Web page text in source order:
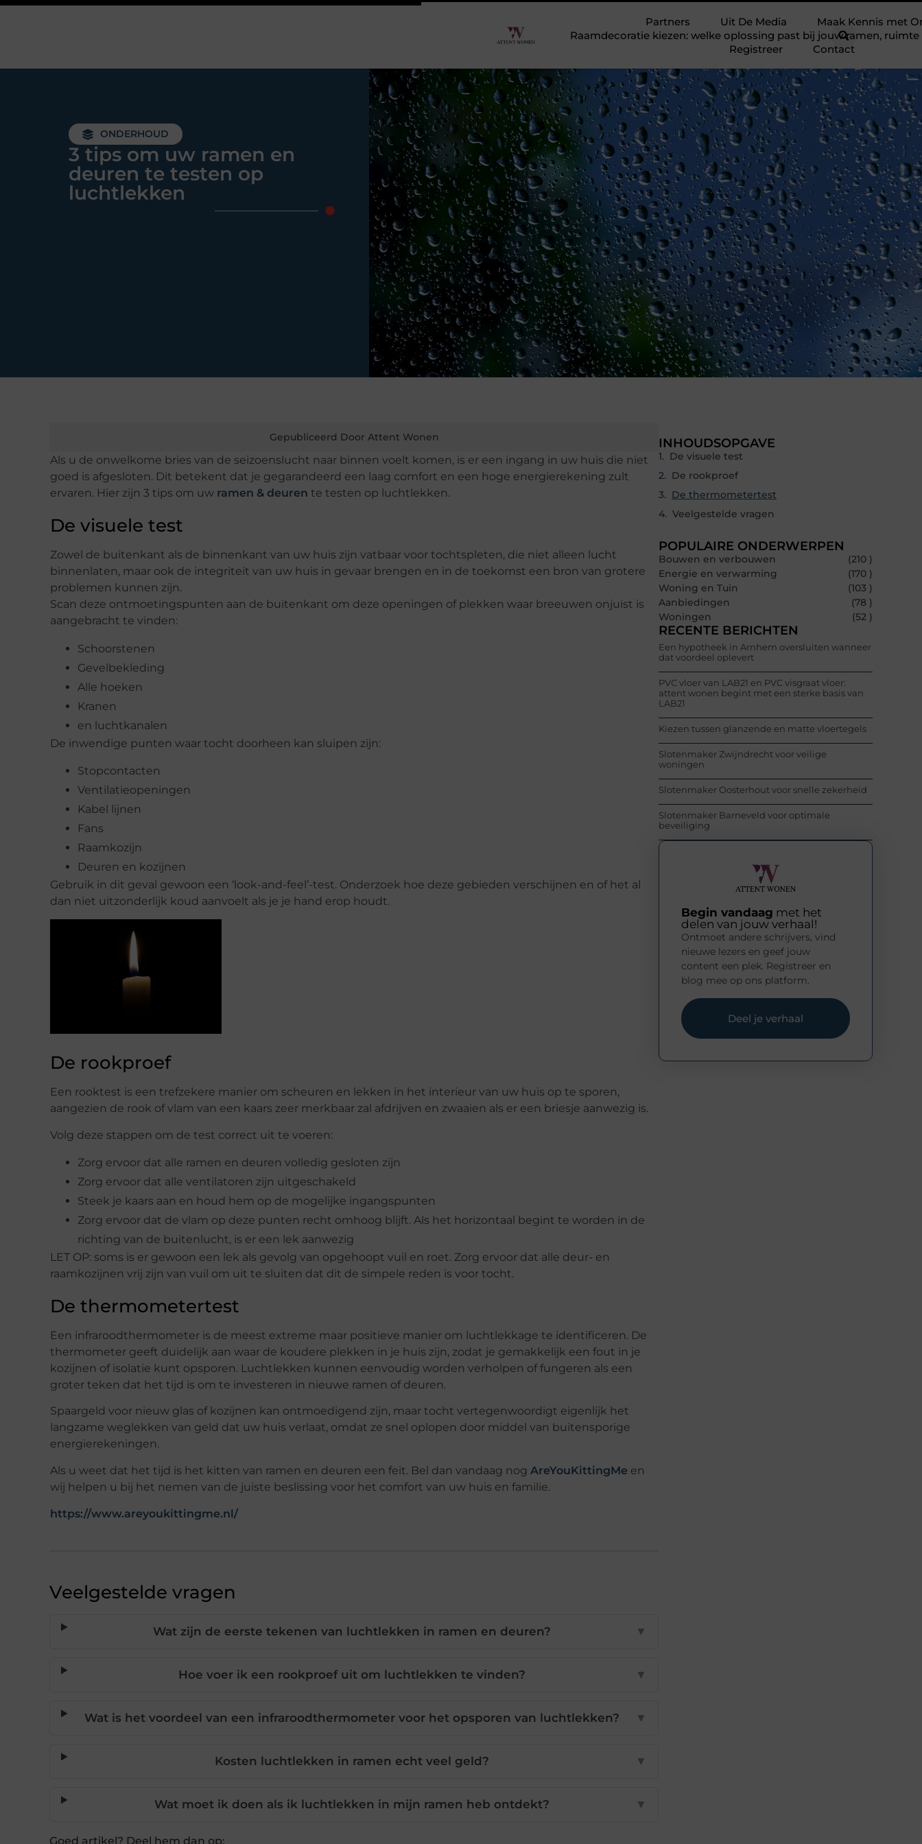
Partners Uit De Media
Maak Kennis met
Raamdecoratie kiezen: welke oplossing past bij jouw ramen,
Registreer
Contact
ONDERHOUD
3 tips om uw ramen en
deuren te testen op
luchtlekken
Gepubliceerd Door Attent Wonen
Als u de onwelkome bries van de seizoenslucht naar binnen voelt komen, is er een ingang in uw huis die niet
goed is afgesloten. Dit betekent dat je gegarandeerd een laag comfort en een hoge energierekening zult
ervaren. Hier zijn 3 tips om uw ramen & deuren te testen op luchtlekken.
De visuele test
Zowel de buitenkant als de binnenkant van uw huis zijn vatbaar voor tochtspleten, die niet alleen lucht
binnenlaten, maar ook de integriteit van uw huis in gevaar brengen en in de toekomst een bron van grotere
problemen kunnen zijn.
Scan deze ontmoetingspunten aan de buitenkant om deze openingen of plekken waar breeuwen onjuist is
aangebracht te vinden:
Schoorstenen
Gevelbekleding
Alle hoeken
Kranen
en luchtkanalen
De inwendige punten waar tocht doorheen kan sluipen zijn:
Stopcontacten
Ventilatieopeningen
Kabel lijnen
Fans
Raamkozijn
Deuren en kozijnen
Gebruik in dit geval gewoon een ‘look-and-feel’-test. Onderzoek hoe deze gebieden verschijnen en of het al
dan niet uitzonderlijk koud aanvoelt als je je hand erop houdt.
De rookproef
Een rooktest is een trefzekere manier om scheuren en lekken in het interieur van uw huis op te sporen,
aangezien de rook of vlam van een kaars zeer merkbaar zal afdrijven en zwaaien als er een briesje aanwezig is.
Volg deze stappen om de test correct uit te voeren:
Zorg ervoor dat alle ramen en deuren volledig gesloten zijn
Zorg ervoor dat alle ventilatoren zijn uitgeschakeld
Steek je kaars aan en houd hem op de mogelijke ingangspunten
Zorg ervoor dat de vlam op deze punten recht omhoog blijft. Als het horizontaal begint te worden in de
richting van de buitenlucht, is er een lek aanwezig
LET OP: soms is er gewoon een lek als gevolg van opgehoopt vuil en roet. Zorg ervoor dat alle deur- en
raamkozijnen vrij zijn van vuil om uit te sluiten dat dit de simpele reden is voor tocht.
De thermometertest
Een infraroodthermometer is de meest extreme maar positieve manier om luchtlekkage te identificeren. De
thermometer geeft duidelijk aan waar de koudere plekken in je huis zijn, zodat je gemakkelijk een fout in je
kozijnen of isolatie kunt opsporen. Luchtlekken kunnen eenvoudig worden verholpen of fungeren als een
groter teken dat het tijd is om te investeren in nieuwe ramen of deuren.
Spaargeld voor nieuw glas of kozijnen kan ontmoedigend zijn, maar tocht vertegenwoordigt eigenlijk het
langzame weglekken van geld dat uw huis verlaat, omdat ze snel oplopen door middel van buitensporige
energierekeningen.
Als u weet dat het tijd is het kitten van ramen en deuren een feit. Bel dan vandaag nog AreYouKittingMe en
wij helpen u bij het nemen van de juiste beslissing voor het comfort van uw huis en familie.
https://www.areyoukittingme.nl/
Veelgestelde vragen
Wat zijn de eerste tekenen van luchtlekken in ramen en deuren? ▼
Hoe voer ik een rookproef uit om luchtlekken te vinden? ▼
Wat is het voordeel van een infraroodthermometer voor het opsporen van luchtlekken? ▼
Kosten luchtlekken in ramen echt veel geld? ▼
Wat moet ik doen als ik luchtlekken in mijn ramen heb ontdekt? ▼
Goed artikel? Deel hem dan op:
INHOUDSOPGAVE
De visuele test
De rookproef
De thermometertest
Veelgestelde vragen
POPULAIRE ONDERWERPEN
Bouwen en verbouwen
(210 )
Energie en verwarming
(170 )
Woning en Tuin
(103 )
Aanbiedingen
(78 )
Woningen
(52 )
RECENTE BERICHTEN
Een hypotheek in Arnhem oversluiten wanneer
dat voordeel oplevert
PVC vloer van LAB21 en PVC visgraat vloer:
attent wonen begint met een sterke basis van
LAB21
Kiezen tussen glanzende en matte vloertegels
Slotenmaker Zwijndrecht voor veilige
woningen
Slotenmaker Oosterhout voor snelle zekerheid
Slotenmaker Barneveld voor optimale
beveiliging
Begin vandaag met het
delen van jouw verhaal!
Ontmoet andere schrijvers, vind
nieuwe lezers en geef jouw
content een plek. Registreer en
blog mee op ons platform.
Deel je verhaal